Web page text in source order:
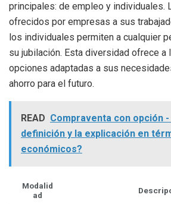
principales: de empleo y individuales.
ofrecidos por empresas a sus
los individuales permiten a cualquier
su jubilación. Esta diversidad ofrece a
opciones adaptadas a sus
ahorro para el futuro.
READ Compraventa con opción -
definición y la explicación en
económicos?
Modalid
ad